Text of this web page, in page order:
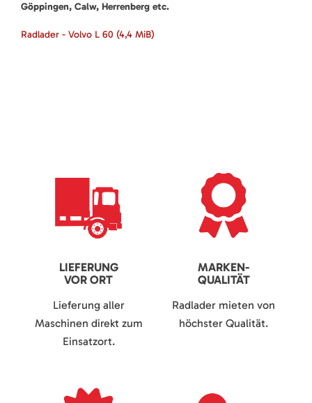
Göppingen, Calw, Herrenberg etc.
Radlader - Volvo L 60 (4,4 MiB)
LIEFERUNG
VOR ORT
Lieferung aller
Maschinen direkt zum
Einsatzort.
MARKEN-
QUALITÄT
Radlader mieten von
höchster Qualität.